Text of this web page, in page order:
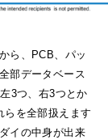
ら、PCB、パッ
部データベース
3つ、右3つとか
らを全部扱えます
イの中身が出来